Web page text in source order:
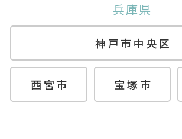
兵庫県
神戸市中央区
西宮市 宝塚市